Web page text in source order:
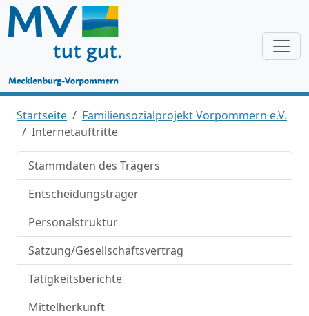
Startseite
Familiensozialprojekt Vorpommern e.V.
Internetauftritte
Stammdaten des Trägers
Entscheidungsträger
Personalstruktur
Satzung/Gesellschaftsvertrag
Tätigkeitsberichte
Mittelherkunft